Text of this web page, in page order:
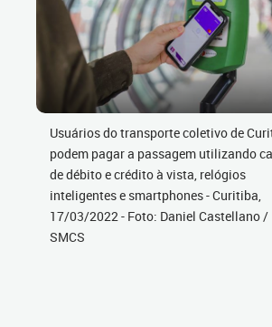
Usuários do transporte coletivo de
podem pagar a passagem utilizando
de débito e crédito à vista, relógios
inteligentes e smartphones - Curitiba,
17/03/2022 - Foto: Daniel Castellano /
SMCS